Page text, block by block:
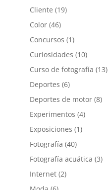
Cliente (19)
Color(46)
Concursos (1)
Curiosidades (10)
Curso de fotografía (13)
Deportes (6)
Deportes de motor(8)
Experimentos (4)
Exposiciones (1)
Fotografía (40)
Fotografía acuática (3)
Internet(2)